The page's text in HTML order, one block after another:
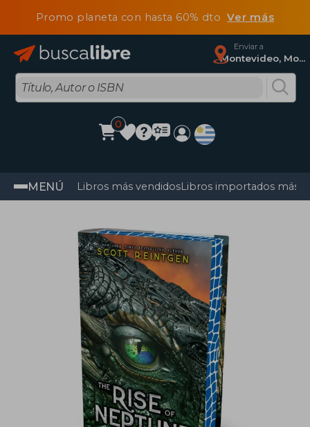
Promo planeta con hasta 60% dtoVer más
Enviar a
Montevideo, Montevideo
0
MENÚ Libros más vendidosLibros importados más